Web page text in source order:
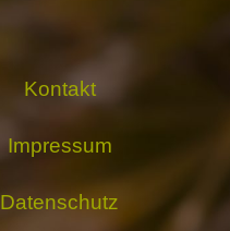
Kontakt
Impressum
Datenschutz